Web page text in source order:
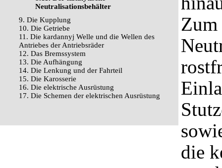
Neutralisationsbehälter
9. Die Kupplung
10. Die Getriebe
11. Die kardannyj Welle und die Wellen des
Antriebes der Antriebsräder
12. Das Bremssystem
13. Die Aufhängung
14. Die Lenkung und der Fahrteil
15. Die Karosserie
16. Die elektrische Ausrüstung
17. Die Schemen der elektrischen Ausrüstung
Zum
die